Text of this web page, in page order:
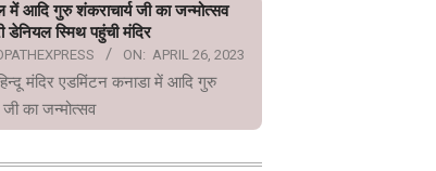
में आदि गुरु शंकराचार्य जी का जन्मोत्सव
डेनियल स्मिथ पहुंची मंदिर
ON: APRIL 26, 2023
मंदिर एडमिंटन कनाडा में आदि गुरु
जी का जन्मोत्सव